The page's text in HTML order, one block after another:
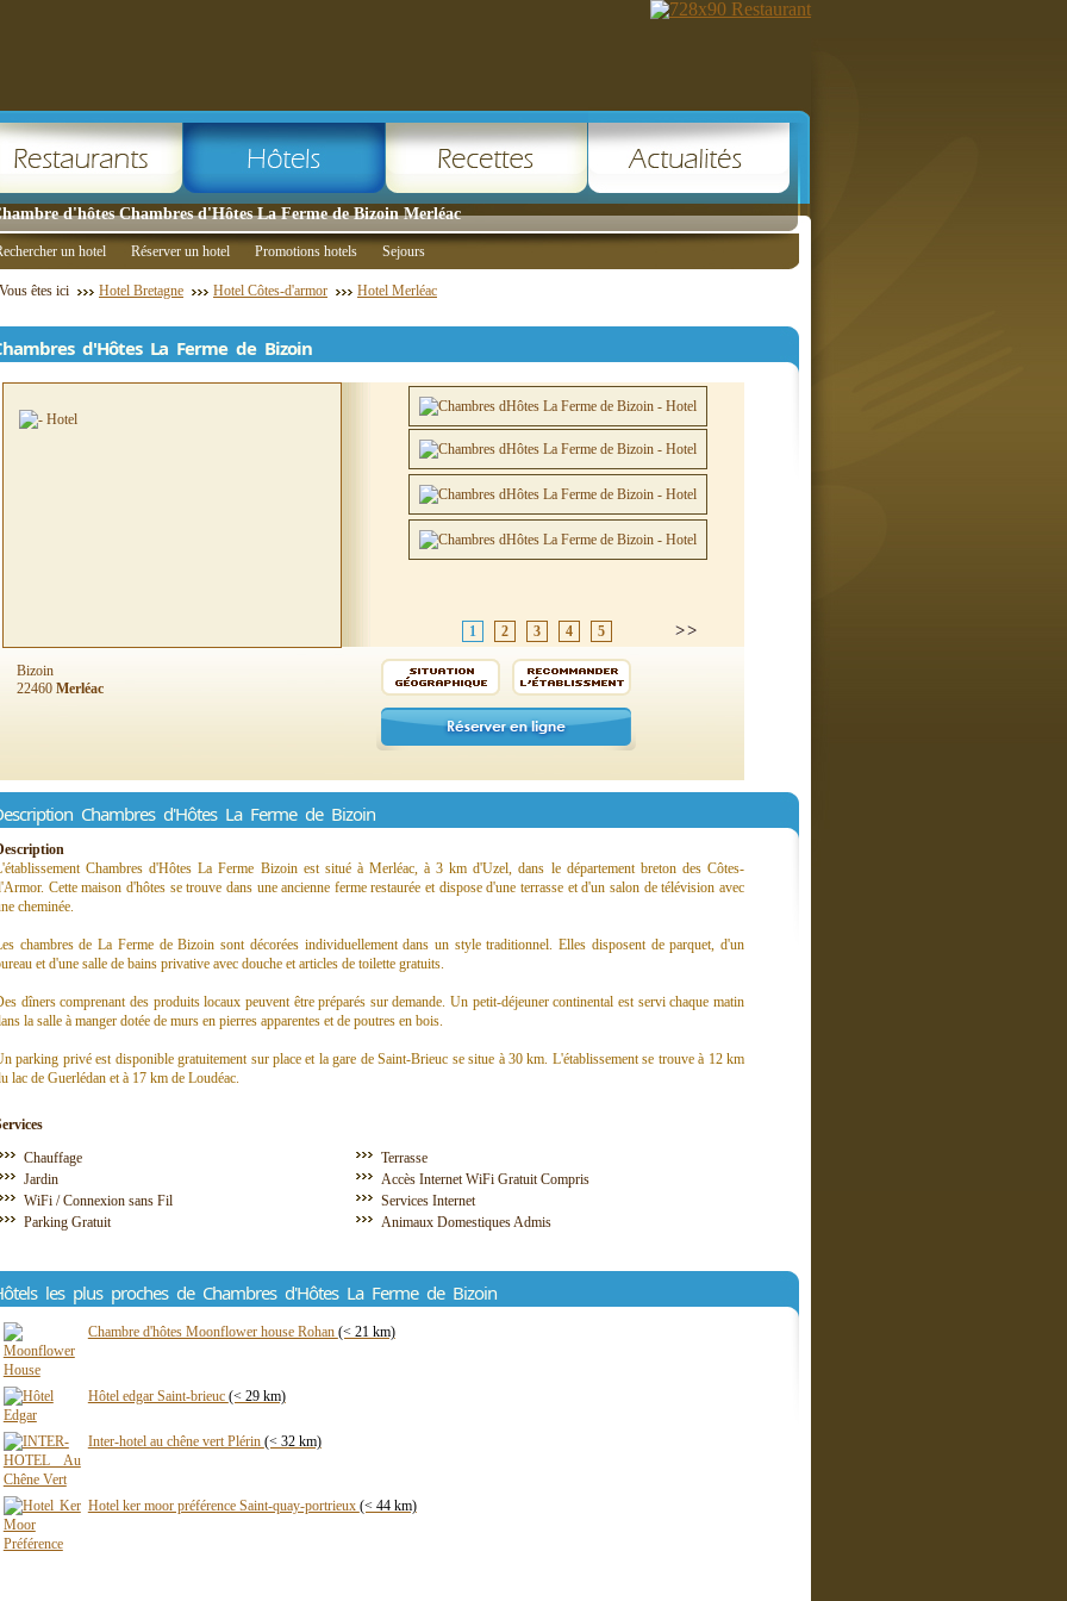
d'hôtes Chambres d'Hôtes La Ferme de Bizoin Merléac
un hotel Réserver un hotel Promotions hotels Sejours
Vous êtes ici Hotel Bretagne Hotel Côtes-d'armor Hotel Merléac
d'Hôtes La Ferme de Bizoin
1 2 3 4 5
Bizoin
22460 Merléac
Chambres d'Hôtes La Ferme de Bizoin
Chambres d'Hôtes La Ferme Bizoin est situé à Merléac, à 3 km d'Uzel, dans le département breton des Côtes-
Cette maison d'hôtes se trouve dans une ancienne ferme restaurée et dispose d'une terrasse et d'un salon de télévision avec
cheminée.
chambres de La Ferme de Bizoin sont décorées individuellement dans un style traditionnel. Elles disposent de parquet, d'un
et d'une salle de bains privative avec douche et articles de toilette gratuits.
dîners comprenant des produits locaux peuvent être préparés sur demande. Un petit-déjeuner continental est servi chaque matin
la salle à manger dotée de murs en pierres apparentes et de poutres en bois.
parking privé est disponible gratuitement sur place et la gare de Saint-Brieuc se situe à 30 km. L'établissement se trouve à 12 km
lac de Guerlédan et à 17 km de Loudéac.
Chauffage
Terrasse
Jardin
Accès Internet WiFi Gratuit Compris
WiFi / Connexion sans Fil
Services Internet
Parking Gratuit
Animaux Domestiques Admis
les plus proches de Chambres d'Hôtes La Ferme de Bizoin
Chambre d'hôtes Moonflower house Rohan (< 21 km)
Hôtel edgar Saint-brieuc (< 29 km)
Inter-hotel au chêne vert Plérin (< 32 km)
Hotel ker moor préférence Saint-quay-portrieux (< 44 km)